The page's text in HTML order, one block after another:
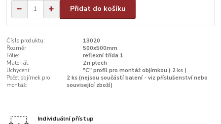
Přidat do košíku
Číslo produktu:
13020
Rozměr:
500x500mm
Fólie:
reflexní třída 1
Materiál:
Zn plech
Uchycení:
"C" profil pro montáž objímkou ( 2 ks )
Počet objímek pro
montáž:
2 ks (nejsou součástí balení - viz příslušenství nebo
související zboží)
Individuální přístup